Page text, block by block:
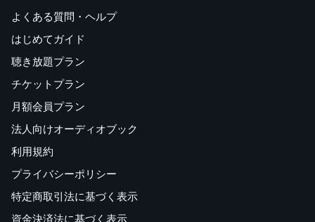
よくある質問・ヘルプ
はじめてガイド
聴き放題プラン
チケットプラン
月額会員プラン
法人向けオーディオブック
利用規約
プライバシーポリシー
特定商取引法に基づく表示
資金決済法に基づく表示